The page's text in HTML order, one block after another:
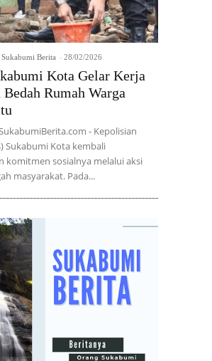
Sukabumi Berita - 28/02/2026
Kota Gelar Kerja
Rumah Warga
- Kepolisian
Sukabumi Kota kembali
komitmen sosialnya melalui aksi
masyarakat. Pada...